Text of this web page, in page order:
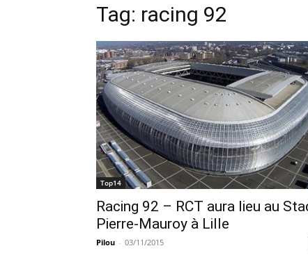
Tag: racing 92
Top14
Racing 92 – RCT aura lieu au
Pierre-Mauroy à Lille
Pilou - 03/11/2015